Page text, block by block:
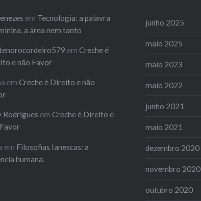
em Tecnologia: a palavra
a área nem tanto
emCreche é
e não Favor
emCreche é Direito e não
Rodrigues emCreche é Direito e
em Filosofias Ianescas: a
humana.
junho 2025
maio 2025
maio 2023
maio 2022
junho 2021
maio 2021
dezembro 2020
novembro 2020
outubro 2020